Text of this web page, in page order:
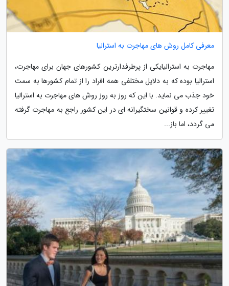
معرفی کامل روش های مهاجرت به استرالیا
مهاجرت به استرالیایکی از پرطرفدارترین کشورهای جهان برای مهاجرت،
استرالیا بوده که به دلایل مختلفی همه افراد را از تمام کشورها به سمت
خود جذب می نماید. با این که روز به روز روش های مهاجرت به استرالیا
تغییر کرده و قوانین سختگیرانه ای در این کشور راجع به مهاجرت گرفته
می گردد، اما باز...